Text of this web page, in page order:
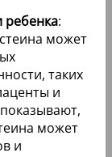
ребенка:
может
таких
и
может
и